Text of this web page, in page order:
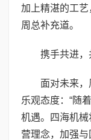
加上精湛的工
周总补充道。
携手共进，
面对未来
乐观态度：“随
机遇。四海机械
营理念，加强